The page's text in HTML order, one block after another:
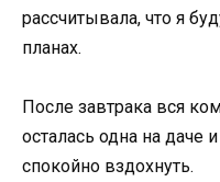
рассчитывала, что я
планах.
После завтрака вся
осталась одна на даче
спокойно вздохнуть.